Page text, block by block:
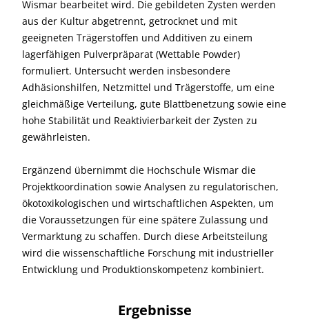
Wismar bearbeitet wird. Die gebildeten Zysten werden
aus der Kultur abgetrennt, getrocknet und mit
geeigneten Trägerstoffen und Additiven zu einem
lagerfähigen Pulverpräparat (Wettable Powder)
formuliert. Untersucht werden insbesondere
Adhäsionshilfen, Netzmittel und Trägerstoffe, um eine
gleichmäßige Verteilung, gute Blattbenetzung sowie eine
hohe Stabilität und Reaktivierbarkeit der Zysten zu
gewährleisten.
Ergänzend übernimmt die Hochschule Wismar die
Projektkoordination sowie Analysen zu regulatorischen,
ökotoxikologischen und wirtschaftlichen Aspekten, um
die Voraussetzungen für eine spätere Zulassung und
Vermarktung zu schaffen. Durch diese Arbeitsteilung
wird die wissenschaftliche Forschung mit industrieller
Entwicklung und Produktionskompetenz kombiniert.
Ergebnisse